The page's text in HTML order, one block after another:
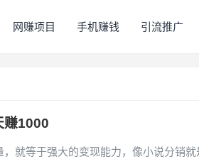
网赚项目 手机赚钱 引流推广
赚1000
就等于强大的变现能力，像小说分销就